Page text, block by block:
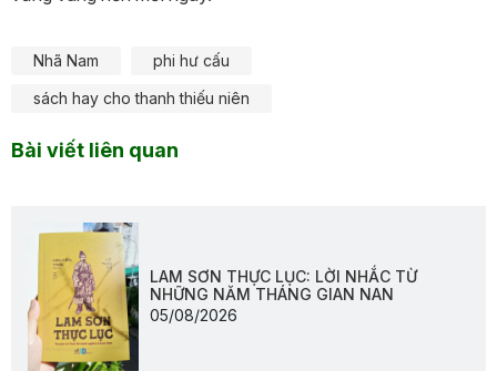
Nhã Nam
phi hư cấu
sách hay cho thanh thiếu niên
Bài viết liên quan
LAM SƠN THỰC LỤC: LỜI NHẮC TỪ
NHỮNG NĂM THÁNG GIAN NAN
05/08/2026